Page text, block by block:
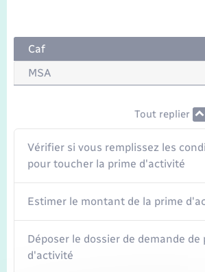
Caf
MSA
Tout replier
Vérifier si vous remplissez les
pour toucher la prime d'activité
Estimer le montant de la prime
Déposer le dossier de demande de
d'activité